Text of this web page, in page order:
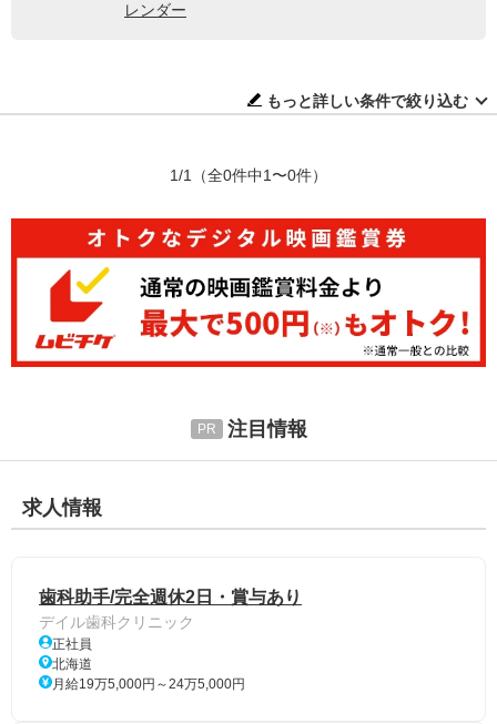
レンダー
もっと詳しい条件で絞り込む
1/1 （全0件中1〜0件）
注目情報
求人情報
歯科助手/完全週休2日・賞与あり
デイル歯科クリニック
正社員
北海道
月給19万5,000円～24万5,000円